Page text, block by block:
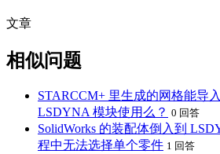
文章
相似问题
STARCCM+ 里生成的网格能导
LSDYNA 模块使用么？ 0 回答
SolidWorks 的装配体倒入到
程中无法选择单个零件 1 回答